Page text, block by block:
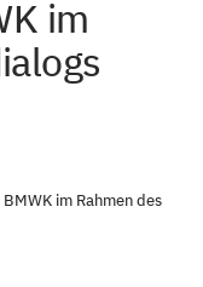
im
im Rahmen des